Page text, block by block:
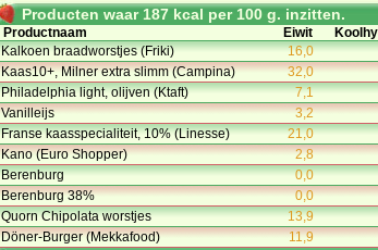
Producten waar 187 kcal per 100 g. inzitten.
Productnaam Eiwit
Kalkoen braadworstjes (Friki)
16,0
Kaas10+, Milner extra slimm (Campina)
32,0
Philadelphia light, olijven (Ktaft)
7,1
Vanilleijs
3,2
Franse kaasspecialiteit, 10% (Linesse)
21,0
Kano (Euro Shopper)
2,8
Berenburg
0,0
Berenburg 38%
0,0
Quorn Chipolata worstjes
13,9
Döner-Burger (Mekkafood)
11,9